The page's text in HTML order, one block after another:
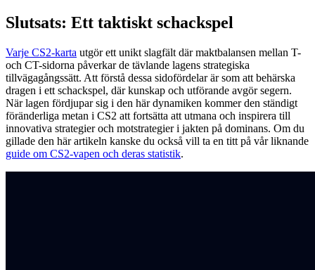
Slutsats: Ett taktiskt schackspel
Varje CS2-karta utgör ett unikt slagfält där maktbalansen mellan T-
och CT-sidorna påverkar de tävlande lagens strategiska
tillvägagångssätt. Att förstå dessa sidofördelar är som att behärska
dragen i ett schackspel, där kunskap och utförande avgör segern.
När lagen fördjupar sig i den här dynamiken kommer den ständigt
föränderliga metan i CS2 att fortsätta att utmana och inspirera till
innovativa strategier och motstrategier i jakten på dominans. Om du
gillade den här artikeln kanske du också vill ta en titt på vår liknande
guide om CS2-vapen och deras statistik.